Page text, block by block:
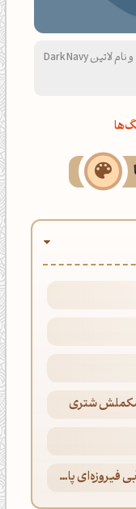
رنگ آبی سرمه‌ای با کد هگزادسیمال 204969 و نام لاتین Dark Navy
مکملش شتری
مقایسه رنگ آبی سرمه‌ای و رنگ آبی فیروزه‌ای پاستلی